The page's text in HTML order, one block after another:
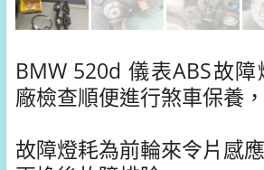
BMW 520d 儀表ABS故
廠檢查順便進行煞車保養，
故障燈耗為前輪來令片感